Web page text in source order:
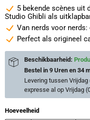
5 bekende scènes uit
Studio Ghibli als
Van nerds voor
Perfect als origineel
Beschikbaarheid:
Bestel in 9 Uren en 34
Levering tussen Vrijdag
expresse al op Vrijdag
Hoeveelheid